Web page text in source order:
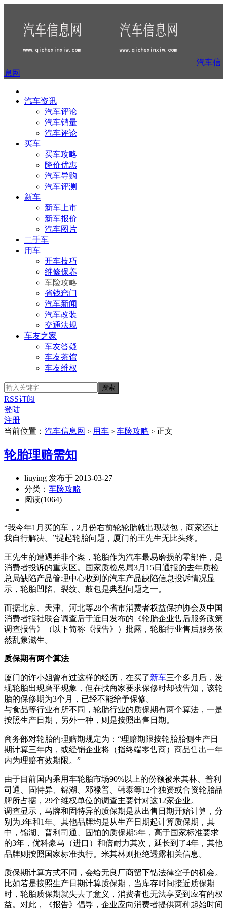
汽车信
息网
汽车资讯
汽车评论
汽车销量
汽车评论
买车
买车攻略
降价优惠
汽车导购
汽车评测
新车
新车上市
新车报价
汽车图片
二手车
用车
开车技巧
维修保养
车险攻略
省钱窍门
汽车新闻
汽车改装
交通法规
车友之家
车友答疑
车友茶馆
车友维权
RSS订阅
登陆
注册
当前位置： 汽车信息网 > 用车 > 车险攻略 > 正文
轮胎理赔需知
liuying 发布于 2013-03-27
分类： 车险攻略
阅读(1064)
“我今年1月买的车，2月份右前轮轮胎就出现鼓包，商家还让
我自行解决。”提起轮胎问题，厦门的王先生无比头疼。
王先生的遭遇并非个案，轮胎作为汽车最易磨损的零部件，是
消费者投诉的重灾区。国家质检总局3月15日通报的去年质检
总局缺陷产品管理中心收到的汽车产品缺陷信息投诉情况显
示，轮胎凹陷、裂纹、鼓包是典型问题之一。
而据北京、天津、河北等28个省市消费者权益保护协会及中国
消费者报社联合调查后于近日发布的《轮胎企业售后服务政策
调查报告》（以下简称《报告》）批露，轮胎行业售后服务依
然乱象滋生。
质保期有两个算法
厦门的许小姐曾有过这样的经历，在买了新车三个多月后，发
现轮胎出现磨平现象，但在找商家要求保修时却被告知，该轮
胎的保修期为3个月，已经不能给予保修。
与食品等行业有所不同，轮胎行业的质保期有两个算法，一是
按照生产日期，另外一种，则是按照出售日期。
商务部对轮胎的理赔期规定为：“理赔期限按轮胎胎侧生产日
期计算三年内，或经销企业将（指终端零售商）商品售出一年
内为理赔有效期限。”
由于目前国内乘用车轮胎市场90%以上的份额被米其林、普利
司通、固特异、锦湖、邓禄普、韩泰等12个独资或合资轮胎品
牌所占据，29个维权单位的调查主要针对这12家企业。
调查显示，马牌和固特异的质保期是从出售日期开始计算，分
别为3年和1年。其他品牌均是从生产日期起计算质保期，其
中，锦湖、普利司通、固铂的质保期5年，高于国家标准要求
的3年，优科豪马（进口）和倍耐力其次，延长到了4年，其他
品牌则按照国家标准执行。米其林则拒绝透露相关信息。
质保期计算方式不同，会给无良厂商留下钻法律空子的机会。
比如若是按照生产日期计算质保期，当库存时间接近质保期
时，轮胎质保期就失去了意义，消费者也无法享受到应有的权
益。对此，《报告》倡导，企业应向消费者提供两种起始时间